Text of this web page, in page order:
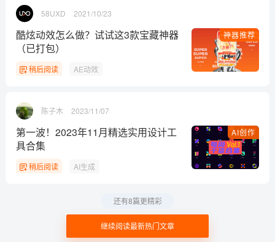
58UXD 2021/10/23
神器推荐
酷炫动效怎么做？试试这3款宝藏神器
（已打包）
稍后阅读 AE动效
陈子木 2023/11/07
AI创作
第一波！2023年11月精选实用设计工
具合集
稍后阅读 AI生成
继续阅读最新热门文章
还有8篇更精彩